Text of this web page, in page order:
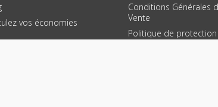
vos économies
Conditions Générales
Vente
Politique de protection